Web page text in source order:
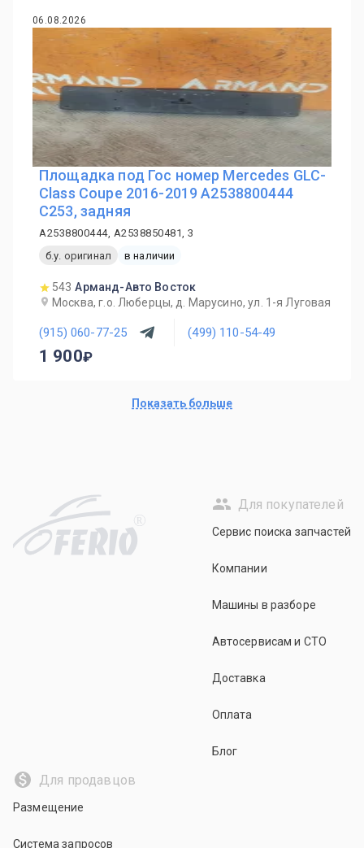
06.08.2026
Площадка под Гос номер Mercedes GLC-
Class Coupe 2016-2019 A2538800444
C253, задняя
A2538800444, A2538850481, 3
б.у. оригинал
в наличии
543 Арманд-Авто Восток
Москва, г.о. Люберцы, д. Марусино, ул. 1-я Луговая
(915) 060-77-25 (499) 110-54-49
1 900
Показать больше
R
Для покупателей
Сервис поиска запчастей
Компании
Машины в разборе
Автосервисам и СТО
Доставка
Оплата
Блог
Для продавцов
Размещение
Система запросов